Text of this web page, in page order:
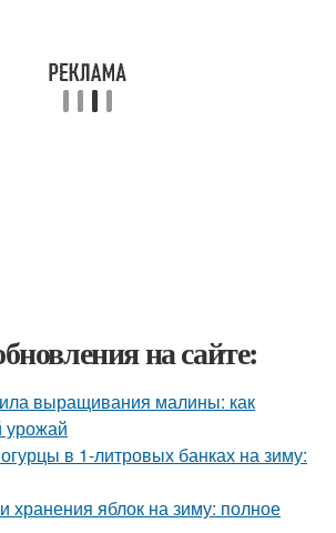
на сайте:
выращивания малины: как
урожай
в 1-литровых банках на зиму:
хранения яблок на зиму: полное